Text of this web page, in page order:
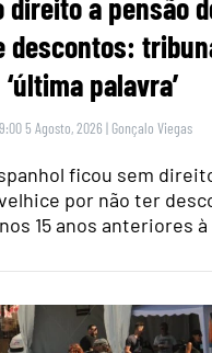
descontos:
‘última palavra’
5 Agosto, 2026 | Gonçalo Viegas
ficou sem
por não ter
15 anos anteriores